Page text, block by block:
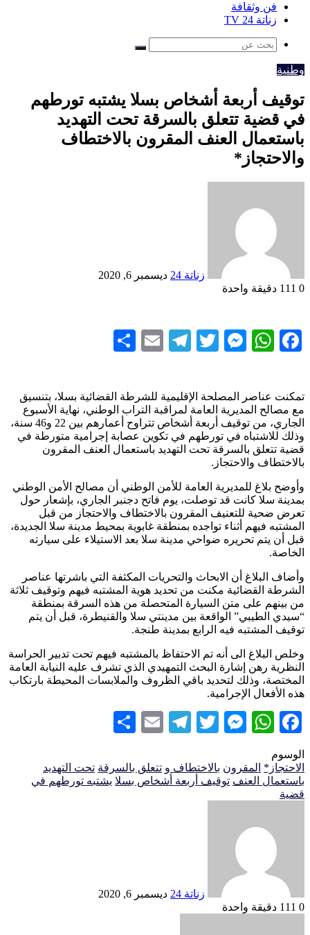
فن وثقافة
زناتة 24 TV
بحث
وطنية
توقيف أربعة أشخاص بسلا يشتبه تورطهم
في قضية تتعلق بالسرقة تحت التهديد
باستعمال العنف المقرون بالاختطاف
والاحتجاز*
زناتة 24
ديسمبر 6, 2020
0
دقيقة واحدة
Facebook
WhatsApp
Messenger
Twitter
Telegram
Email
تمكنت عناصر المصلحة الإقليمية للشرطة القضائية بسلا، بتنسيق
مع مصالح المديرية العامة لمراقبة التراب الوطني، نهاية الأسبوع
الجاري، من توقيف أربعة أشخاص تتراوح أعمارهم بين 22 و46 سنة،
وذلك للاشتباه في تورطهم في تكوين عصابة إجرامية متورطة في
قضية تتعلق بالسرقة تحت التهديد باستعمال العنف المقرون
بالاختطاف والاحتجاز.
وأوضح بلاغ للمديرية العامة للأمن الوطني أن مصالح الأمن الوطني
بمدينة سلا كانت قد توصلت، يوم فاتح دجنبر الجاري، بإشعار حول
تعرض ضحية للتعنيف المقرون بالاختطاف والاحتجاز من قبل
المشتبه فيهم أثناء تواجده بمنطقة غابوية بمحيط مدينة سلا الجديدة،
قبل أن يتم تحريره ضواحي مدينة سلا بعد الاستيلاء على سيارته
الخاصة.
وأضاف البلاغ أن الابحاث والتحريات المكثفة التي باشرتها عناصر
الشرطة القضائية مكنت من تحديد هوية المشتبه فيهم وتوقيف ثلاثة
من بينهم على متن السيارة المتحصلة من هذه السرقة بمنطقة
“سيدي الطيبي” الواقعة بين مدينتي سلا والقنيطرة، قبل أن يتم
توقيف المشتبه فيه الرابع بمدينة طنجة.
وخلص البلاغ الى أنه تم الاحتفاظ بالمشتبه فيهم تحت تدبير الحراسة
النظرية رهن إشارة البحث التمهيدي الذي تشرف عليه النيابة العامة
المختصة، وذلك لتحديد باقي الظروف والملابسات المحيطة بارتكاب
هذه الأفعال الإجرامية.
Facebook
WhatsApp
Messenger
Twitter
Telegram
Email
الوسوم
الاحتجاز* المقرون بالاختطاف و تتعلق بالسرقة تحت التهديد
باستعمال العنف توقيف أربعة أشخاص بسلا يشتبه تورطهم في
قضية
زناتة 24
ديسمبر 6, 2020
0
دقيقة واحدة